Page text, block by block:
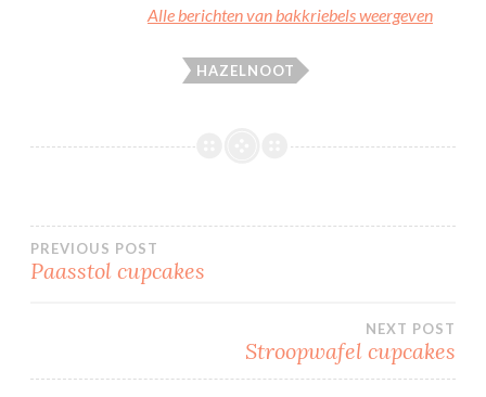
Alle berichten van bakkriebels weergeven
HAZELNOOT
Bericht
PREVIOUS POST
Paasstol cupcakes
NEXT POST
Stroopwafel cupcakes